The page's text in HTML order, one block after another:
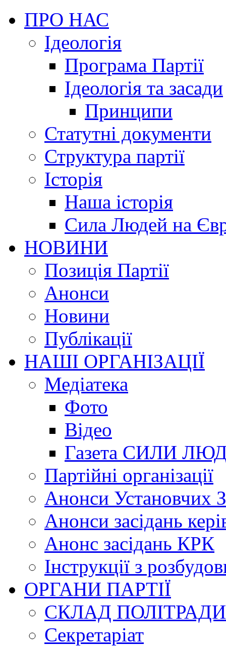
ПРО НАС
Ідеологія
Програма Партії
Ідеологія та засади
Принципи
Статутні документи
Структура партії
Історія
Наша історія
Сила Людей на
НОВИНИ
Позиція Партії
Анонси
Новини
Публікації
НАШІ ОРГАНІЗАЦІЇ
Медіатека
Фото
Відео
Газета СИЛИ
Партійні організації
Анонси Установчих
Анонси засідань
Анонс засідань КРК
Інструкції з
ОРГАНИ ПАРТІЇ
СКЛАД ПОЛІТРАДИ
Секретаріат